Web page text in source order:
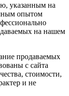
указанным на
опытом
на нашем
продаваемых
с сайта
стоимости,
и не